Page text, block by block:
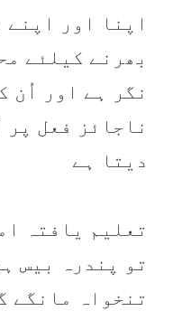
اپنا اور
بھرنے کيلئے
نگر ہے اور اُن
ناجائز فعل
ديتا ہے
تعليم يافتہ
تو پندرہ بيس
تنخواہ مانگے